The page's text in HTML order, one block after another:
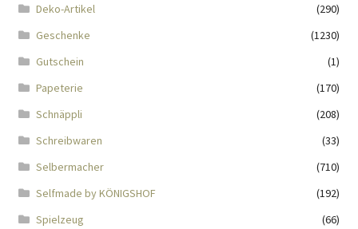
Datenauszug
Echtheit von Bewertungen
Impressum
Kasse
Deko-Artikel
(290)
Geschenke
(1230)
Gutschein
(1)
Papeterie
(170)
Schnäppli
(208)
Schreibwaren
(33)
Selbermacher
(710)
Selfmade by KÖNIGSHOF
(192)
Spielzeug
(66)